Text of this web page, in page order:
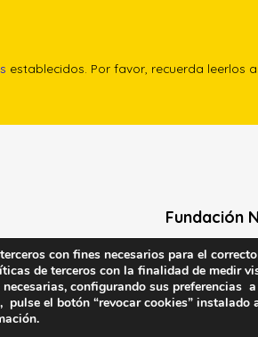
establecidos. Por favor, recuerda leerlos
Fundación
Calle Edgar
(antes calle
28020
con fines necesarios para el correcto
de terceros con la finalidad de medir
configurando sus preferencias
el botón “revocar cookies” instalado